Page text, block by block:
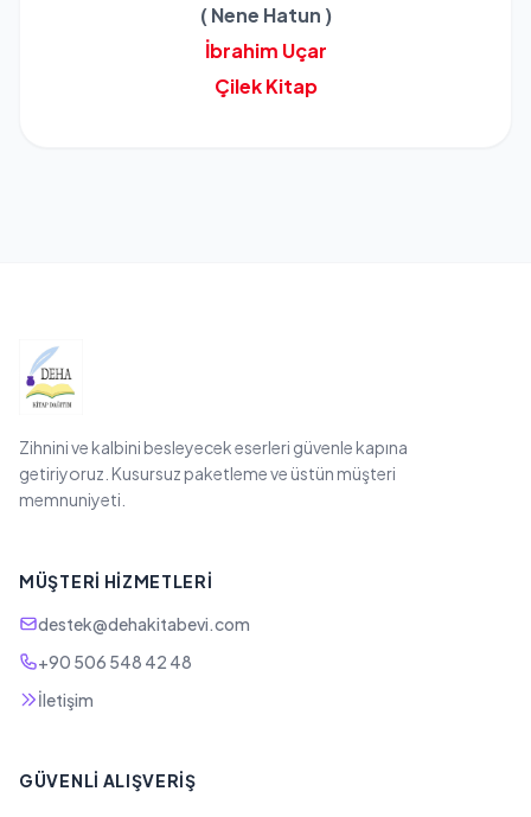
( Nene Hatun )
İbrahim Uçar
Çilek Kitap
Zihnini ve kalbini besleyecek eserleri güvenle kapına
getiriyoruz. Kusursuz paketleme ve üstün müşteri
memnuniyeti.
MÜŞTERI HIZMETLERI
destek@dehakitabevi.com
+90 506 548 42 48
İletişim
GÜVENLI ALIŞVERIŞ